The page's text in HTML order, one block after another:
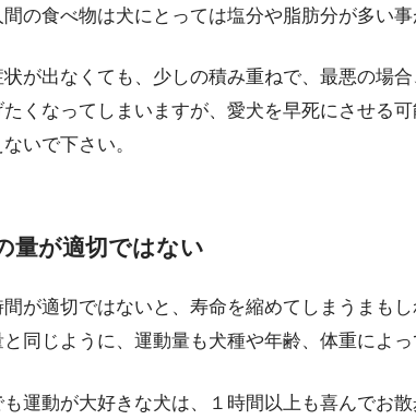
間の食べ物は犬にとっては塩分や脂肪分が多い事
が出なくても、少しの積み重ねで、最悪の場合
くなってしまいますが、愛犬を早死にさせる
いで下さい。
量が適切ではない
が適切ではないと、寿命を縮めてしまうまもし
同じように、運動量も犬種や年齢、体重によっ
運動が大好きな犬は、１時間以上も喜んでお